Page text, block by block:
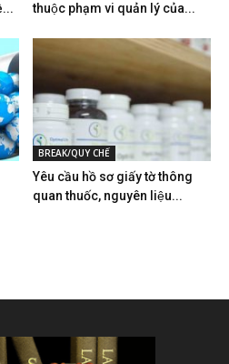
thuộc phạm vi quản lý của...
BREAK/QUY CHẾ
Yêu cầu hồ sơ giấy tờ thông
quan thuốc, nguyên liệu...